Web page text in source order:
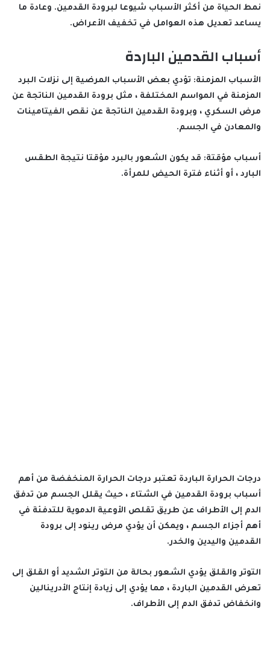
نمط الحياة من أكثر الأسباب شيوعا لبرودة القدمين. وعادة ما
يساعد تعديل هذه العوامل في تخفيف الأعراض.
أسباب القدمين الباردة
الأسباب المزمنة: تؤدي بعض الأسباب المرضية إلى نزلات البرد
المزمنة في المواسم المختلفة ، مثل برودة القدمين الناتجة عن
مرض السكري ، وبرودة القدمين الناتجة عن نقص الفيتامينات
والمعادن في الجسم.
أسباب مؤقتة: قد يكون الشعور بالبرد مؤقتا نتيجة الطقس
البارد ، أو أثناء فترة الحيض للمرأة.
درجات الحرارة الباردة تعتبر درجات الحرارة المنخفضة من أهم
أسباب برودة القدمين في الشتاء ، حيث يقلل الجسم من تدفق
الدم إلى الأطراف عن طريق تقلص الأوعية الدموية للتدفئة في
أهم أجزاء الجسم ، ويمكن أن يؤدي مرض رينود إلى برودة
القدمين واليدين والخدر.
التوتر والقلق يؤدي الشعور بحالة من التوتر الشديد أو القلق إلى
تعرض القدمين الباردة ، مما يؤدي إلى زيادة إنتاج الأدرينالين
وانخفاض تدفق الدم إلى الأطراف.